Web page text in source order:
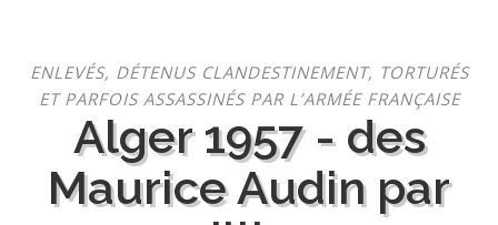
contenu
ENLEVÉS, DÉTENUS CLANDESTINEMENT, TORTURÉS
ET PARFOIS ASSASSINÉS PAR L’ARMÉE FRANÇAISE
Alger 1957 - des
Maurice Audin par